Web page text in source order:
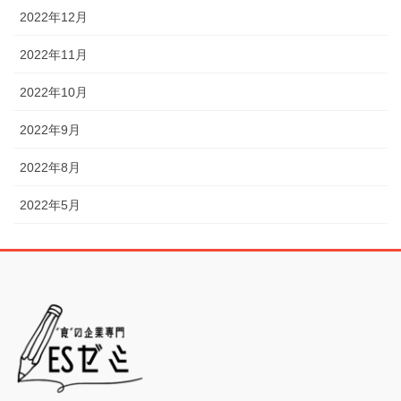
2022年12月
2022年11月
2022年10月
2022年9月
2022年8月
2022年5月